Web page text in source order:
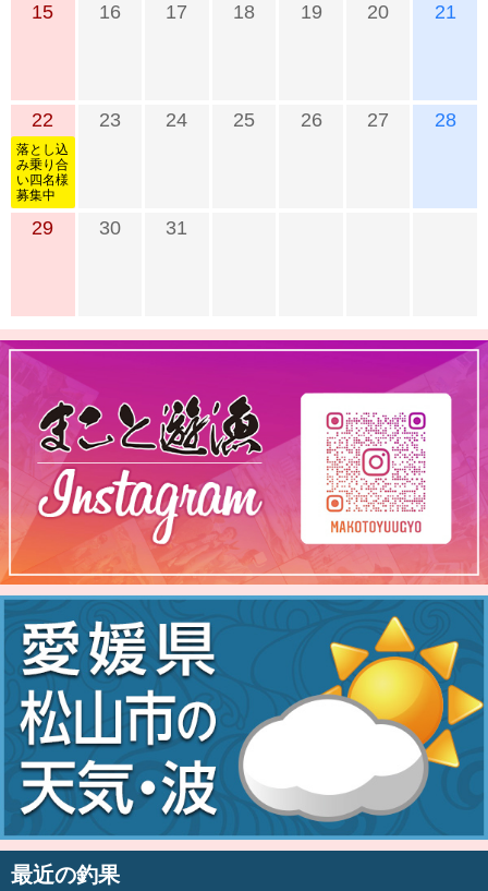
15 16 17 18 19 20 21
22
落とし込
み乗り合
い四名様
募集中
23 24 25 26 27 28
29 30 31
最近の釣果